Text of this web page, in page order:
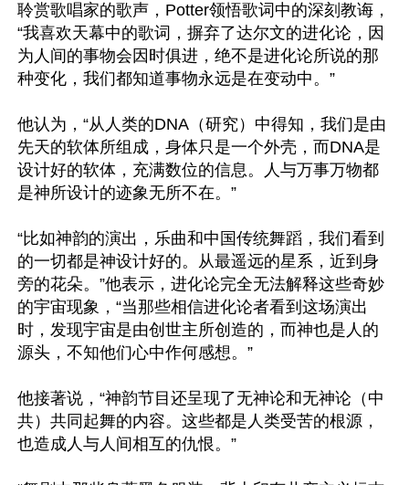
聆赏歌唱家的歌声，Potter领悟歌词中的深刻教诲，
“我喜欢天幕中的歌词，摒弃了达尔文的进化论，因
为人间的事物会因时俱进，绝不是进化论所说的那
种变化，我们都知道事物永远是在变动中。”
他认为，“从人类的DNA（研究）中得知，我们是由
先天的软体所组成，身体只是一个外壳，而DNA是
设计好的软体，充满数位的信息。人与万事万物都
是神所设计的迹象无所不在。”
“比如神韵的演出，乐曲和中国传统舞蹈，我们看到
的一切都是神设计好的。从最遥远的星系，近到身
旁的花朵。”他表示，进化论完全无法解释这些奇妙
的宇宙现象，“当那些相信进化论者看到这场演出
时，发现宇宙是由创世主所创造的，而神也是人的
源头，不知他们心中作何感想。”
他接著说，“神韵节目还呈现了无神论和无神论（中
共）共同起舞的内容。这些都是人类受苦的根源，
也造成人与人间相互的仇恨。”